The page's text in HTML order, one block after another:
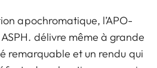
apochromatique, l’APO-
délivre même à grande
remarquable et un rendu qui